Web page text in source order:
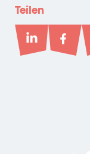
Teilen